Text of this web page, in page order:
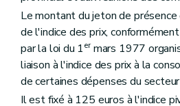
Le montant du jeton de
de l'indice des prix,
par la loi du 1ermars 1977
liaison à l'indice des prix à la
de certaines dépenses du
Il est fixé à 125 euros à l'indice